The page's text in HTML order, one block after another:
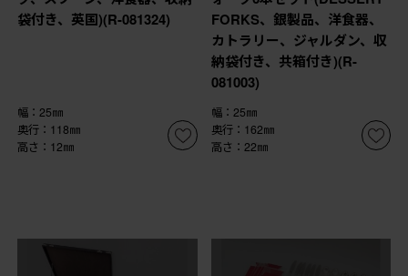
袋付き、英国)(R-081324)
幅：25㎜
奥行：118㎜
高さ：12㎜
FORKS、銀製品、洋食器、
カトラリー、ジャルダン、収
納袋付き、共箱付き)(R-
081003)
幅：25㎜
奥行：162㎜
高さ：22㎜